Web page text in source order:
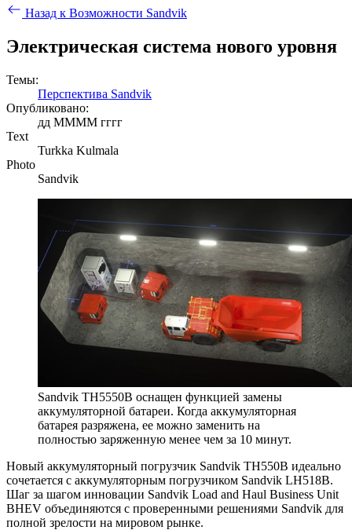
Назад к Возможности Sandvik
Электрическая система нового уровня
Темы:
Перспектива Sandvik
Опубликовано:
дд ММММ гггг
Text
Turkka Kulmala
Photo
Sandvik
Sandvik TH5550B оснащен функцией замены
аккумуляторной батареи. Когда аккумуляторная
батарея разряжена, ее можно заменить на
полностью заряженную менее чем за 10 минут.
Новый аккумуляторный погрузчик Sandvik TH550B идеально
сочетается с аккумуляторным погрузчиком Sandvik LH518B.
Шаг за шагом инновации Sandvik Load and Haul Business Unit
BHEV объединяются с проверенными решениями Sandvik для
полной зрелости на мировом рынке.